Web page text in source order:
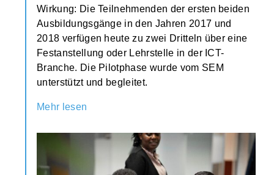
Wirkung: Die Teilnehmenden der ersten beiden
Ausbildungsgänge in den Jahren 2017 und
2018 verfügen heute zu zwei Dritteln über eine
Festanstellung oder Lehrstelle in der ICT-
Branche. Die Pilotphase wurde vom SEM
unterstützt und begleitet.
Mehr lesen